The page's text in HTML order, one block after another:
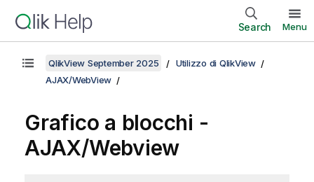
Search Menu
QlikView September 2025
Utilizzo di QlikView
AJAX/WebView
Grafico a blocchi -
AJAX/Webview